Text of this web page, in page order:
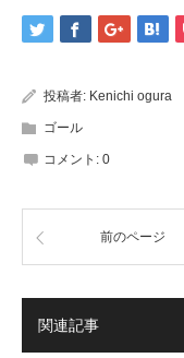
投稿者: Kenichi ogura
ゴール
コメント: 0
前のページ
関連記事